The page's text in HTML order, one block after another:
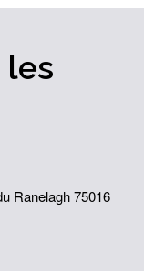
les
Ranelagh75016